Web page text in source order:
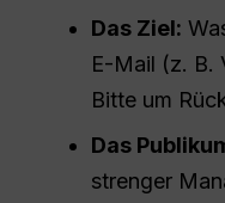
Das Ziel:
E-Mail (z. B.
Bitte um
Das
strenger